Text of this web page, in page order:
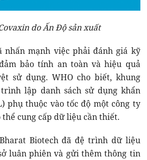
do Ấn Độ sản xuất
nhấn mạnh việc phải đánh giá kỹ
bảo tính an toàn và hiệu quả
sử dụng. WHO cho biết, khung
lập danh sách sử dụng khẩn
phụ thuộc vào tốc độ một công ty
thể cung cấp dữ liệu cần thiết.
Biotech đã đệ trình dữ liệu
luân phiên và gửi thêm thông tin